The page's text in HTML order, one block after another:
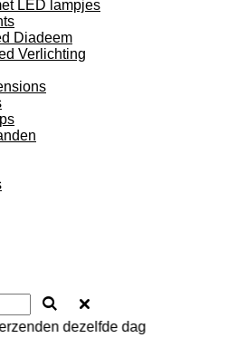
LED lampjes
Diadeem
Verlichting
dezelfde dag